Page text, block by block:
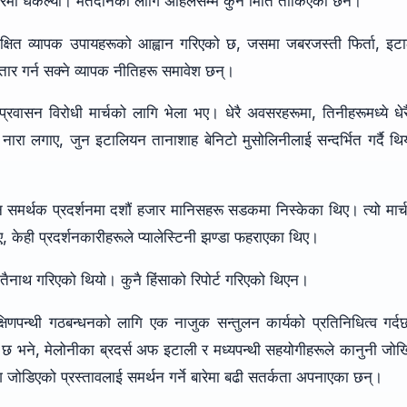
व्यापक उपायहरूको आह्वान गरिएको छ, जसमा जबरजस्ती फिर्ता,
गर्न सक्ने व्यापक नीतिहरू समावेश छन्।
विरोधी मार्चको लागि भेला भए। धेरै अवसरहरूमा, तिनीहरूमध्ये
लगाए, जुन इटालियन तानाशाह बेनिटो मुसोलिनीलाई सन्दर्भित गर्दै
समर्थक प्रदर्शनमा दशौं हजार मानिसहरू सडकमा निस्केका थिए। त्यो
प्रदर्शनकारीहरूले प्यालेस्टिनी झण्डा फहराएका थिए।
गरिएको थियो। कुनै हिंसाको रिपोर्ट गरिएको थिएन।
गठबन्धनको लागि एक नाजुक सन्तुलन कार्यको प्रतिनिधित्व
मेलोनीका ब्रदर्स अफ इटाली र मध्यपन्थी सहयोगीहरूले कानुनी
प्रस्तावलाई समर्थन गर्ने बारेमा बढी सतर्कता अपनाएका छन्।